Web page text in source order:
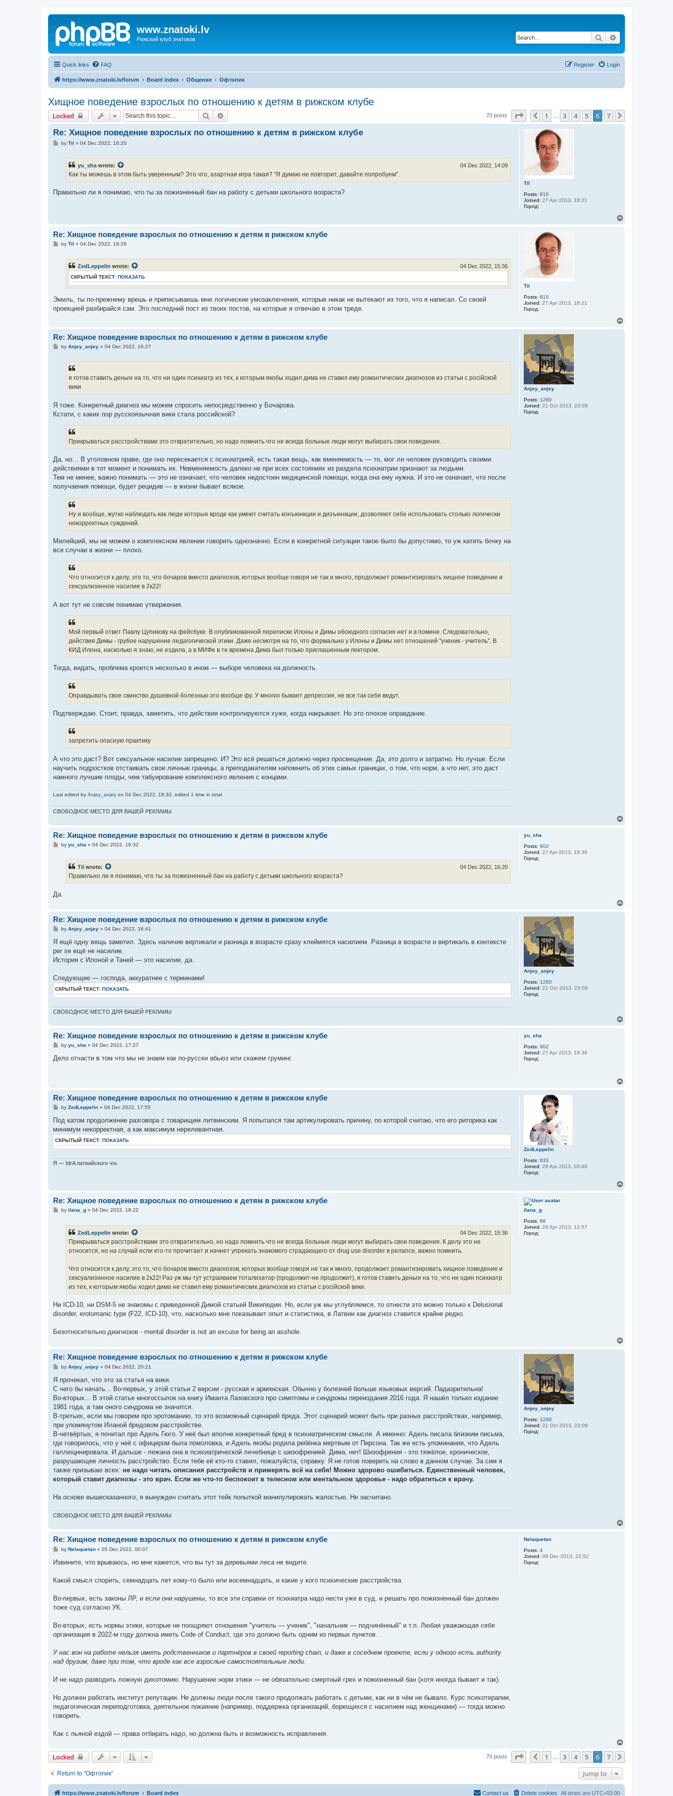
www.znatoki.lv
Рижский клуб знатоков Search
Quick links FAQ Login
Register
https://www.znatoki.lv/forum Board index Общение Офтопик
Хищное поведение взрослых по отношению к детям в рижском клубе
Locked Search 70 posts Page of
Previous
1 3 4 5 6 7
Til
Posts: 810
Joined: 27 Apr 2013, 18:21
Город:
Re: Хищное поведение взрослых по отношению к детям в рижском клубе
Pby Til » 04 Dec 2022, 16:20
yu_sha wrote: 04 Dec 2022, 14:09
Как ты можешь в этом быть уверенным? Это что, азартная игра такая? "Я думаю не повторит, давайте попробуем".
Правильно ли я понимаю, что ты за пожизненный бан на работу с детьми школьного возраста?
Til
Posts: 810
Joined: 27 Apr 2013, 18:21
Город:
Re: Хищное поведение взрослых по отношению к детям в рижском клубе
Pby Til » 04 Dec 2022, 16:26
ZedLeppelin wrote: 04 Dec 2022, 15:36
СКРЫТЫЙ ТЕКСТ: ПОКАЗАТЬ
Эмиль, ты по-прежнему врешь и приписываешь мне логические умозаключения, которые никак не вытекают из того, что я написал. Со своей
проекцией разбирайся сам. Это последний пост из твоих постов, на которые я отвечаю в этом треде.
Anjey_anjey
Posts: 1260
Joined: 21 Oct 2013, 23:09
Город:
Re: Хищное поведение взрослых по отношению к детям в рижском клубе
Pby Anjey_anjey» 04 Dec 2022, 16:27
я готов ставить деньги на то, что ни один психиатр из тех, к которым якобы ходил дима не ставил ему романтических диагнозов из статьи с росiйской
вики
Я тоже. Конкретный диагноз мы можем спросить непосредственно у Бочарова.
Кстати, с каких пор русскоязычная вики стала российской?
Прикрываться расстройствами это отвратительно, но надо помнить что не всегда больные люди могут выбирать свои поведения.
Да, но… В уголовном праве, где оно пересекается с психиатрией, есть такая вещь, как вменяемость — то, мог ли человек руководить своими
действиями в тот момент и понимать их. Невменяемость далеко не при всех состояниях из раздела психиатрии признают за людьми.
Тем не менее, важно понимать — это не означает, что человек недостоин медицинской помощи, когда она ему нужна. И это не означает, что после
получаения помощи, будет рецидив — в жизни бывает всякое.
Ну и вообще, жутко наблюдать как люди которые вроде как умеют считать конъюнкции и дизъюнкции, дозволяют себе использовать столько логически
некорректных суждений.
Милейший, мы не можем о комплексном явлении говорить однозначно. Если в конкретной ситуации такое было бы допустимо, то уж катить бочку на
все случаи в жизни — плохо.
Что относится к делу, это то, что бочаров вместо диагнозов, которых вообще говоря не так и много, продолжает романтизировать хищное поведение и
сексуализинное насилие в 2к22!
А вот тут не совсем понимаю утвержения.
Мой первый ответ Павлу Цупикову на фейсбуке. В опубликованной переписке Илоны и Димы обоюдного согласия нет и в помине. Следовательно,
действия Димы - грубое нарушение педагогической этики. Даже несмотря на то, что формально у Илоны и Димы нет отношений "ученик - учитель". В
КИД Илона, насколько я знаю, не ездила, а в МИФе в те времена Дима был только приглашенным лектором.
Тогда, видать, проблема кроется несколько в ином — выборе человека на должность.
Оправдывать свое свинство душевной болезнью это вообще фу. У многих бывает депрессия, не все так себя ведут.
Подтверждаю. Стоит, правда, заметить, что действия контролируются хуже, когда накрывает. Но это плохое оправдание.
запретить опасную практику
А что это даст? Вот сексуальное насилие запрещено. И? Это всё решаться должно через просвещение. Да, это долго и затратно. Но лучше. Если
научить подростков отстаивать свои личные границы, а преподавателям напомнить об этих самых границах, о том, что норм, а что нет, это даст
намного лучшие плоды, чем табуирование комплексного явления с концами.
Last edited by Anjey_anjey on 04 Dec 2022, 18:32, edited 1 time in total.
СВОБОДНОЕ МЕСТО ДЛЯ ВАШЕЙ РЕКЛАМЫ
yu_sha
Posts: 902
Joined: 27 Apr 2013, 18:36
Город:
Re: Хищное поведение взрослых по отношению к детям в рижском клубе
Pby yu_sha » 04 Dec 2022, 16:32
Til wrote: 04 Dec 2022, 16:20
Правильно ли я понимаю, что ты за пожизненный бан на работу с детьми школьного возраста?
Да.
Anjey_anjey
Posts: 1260
Joined: 21 Oct 2013, 23:09
Город:
Re: Хищное поведение взрослых по отношению к детям в рижском клубе
P
s
by Anjey_anjey» 04 Dec 2022, 16:41
Я ещё одну вещь заметил. Здесь наличие вертикали и разница в возрасте сразу клеймятся насилием. Разница в возрасте и вертикаль в контексте
per se ещё не насилие.
История с Илоной и Таней — это насилие, да.
Следующее — господа, аккуратнее с терминами!
СКРЫТЫЙ ТЕКСТ: ПОКАЗАТЬ
СВОБОДНОЕ МЕСТО ДЛЯ ВАШЕЙ РЕКЛАМЫ
yu_sha
Posts: 902
Joined: 27 Apr 2013, 18:36
Город:
Re: Хищное поведение взрослых по отношению к детям в рижском клубе
P
s
by yu_sha» 04 Dec 2022, 17:27
Дело отчасти в том что мы не знаем как по-русски абьюз или скажем груминг.
ZedLeppelin
Posts: 633
Joined: 28 Apr 2013, 03:46
Город:
Re: Хищное поведение взрослых по отношению к детям в рижском клубе
P
s
by ZedLeppelin» 04 Dec 2022, 17:55
Под катом продолжение разговора с товарищем литвинским. Я попытался там артикулировать причину, по которой считаю, что его риторика как
минимум некорректная, а как максимум нерелевантная.
СКРЫТЫЙ ТЕКСТ: ПОКАЗАТЬ
Я — IdrA латвийского чгк.
ilana_g
Posts: 86
Joined: 28 Apr 2013, 12:57
Город:
Re: Хищное поведение взрослых по отношению к детям в рижском клубе
Pby ilana_g» 04 Dec 2022, 18:22
ZedLeppelin wrote: 04 Dec 2022, 15:36
Прикрываться расстройствами это отвратительно, но надо помнить что не всегда больные люди могут выбирать свои поведения. К делу это не
относится, но на случай если кто-то прочитает и начнет упрекать знакомого страдающего от drug use disorder в релапсе, важно помнить.
Что относится к делу, это то, что бочаров вместо диагнозов, которых вообще говоря не так и много, продолжает романтизировать хищное поведение и
сексуализинное насилие в 2к22! Раз уж мы тут устраиваем тотализатор (продолжит-не продолжит), я готов ставить деньги на то, что ни один психиатр
из тех, к которым якобы ходил дима не ставил ему романтических диагнозов из статьи с росiйской вики.
Ни ICD-10, ни DSM-5 не знакомы с приведенной Димой статьей Википедии. Но, если уж мы углубляемся, то отнести это можно только к Delusional
disorder, erotomanic type (F22, ICD-10), что, насколько мне показывает опыт и статистика, в Латвии как диагноз ставится крайне редко.
Безотносительно диагнозов - mental disorder is not an excuse for being an asshole.
Anjey_anjey
Posts: 1260
Joined: 21 Oct 2013, 23:09
Город:
Re: Хищное поведение взрослых по отношению к детям в рижском клубе
P
s
by Anjey_anjey» 04 Dec 2022, 20:21
Я прочекал, что это за статья на вики.
С чего бы начать... Во-первых, у этой статьи 2 версии - русская и армянская. Обычно у болезней больше языковых версий. Падазритильна!
Во-вторых... В этой статье многоссылок на книгу Иманта Лазовского про симптомы и синдромы переиздания 2016 года. Я нашёл только издание
1981 года, а там оного синдрома не значится.
В-третьих, если мы говорим про эротоманию, то это возможный сценарий бреда. Этот сценарий может быть при разных расстройствах, например,
при упомянутом Иланой бредовом расстройстве.
В-четвёртых, я почитал про Адель Гюго. У неё был вполне конкретный бред в психиатрическом смысле. А именно: Адель писала близким письма,
где говорилось, что у неё с офицером была помоловка, и Адель якобы родила ребёнка мертвым от Пирсона. Так же есть упоминания, что Адель
галлюцинировала. И дальше - лежана она в психиатрической лечебнице с шизофренией. Дима, нет! Шизофрения - это тяжёлое, хроническое,
разрушающее личность расстройство. Если тебе её кто-то ставил, пожалуйста, справку. Я не готов поверить на слово в данном случае. За сим я
также призываю всех: не надо читать описания расстройств и примерять всё на себя! Можно здорово ошибиться. Единственный человек,
который ставит диагнозы - это врач. Если же что-то беспокоит в телесном или ментальном здоровье - надо обратиться к врачу.
На основе вышесказанного, я вынужден считать этот тейк попыткой манипулировать жалостью. Не засчитано.
СВОБОДНОЕ МЕСТО ДЛЯ ВАШЕЙ РЕКЛАМЫ
Nelaquetan
Posts: 4
Joined: 09 Dec 2013, 22:52
Город:
Re: Хищное поведение взрослых по отношению к детям в рижском клубе
P
s
by Nelaquetan» 05 Dec 2022, 00:07
Извините, что врываюсь, но мне кажется, что вы тут за деревьями леса не видите.
Какой смысл спорить, семнадцать лет кому-то было или восемнадцать, и какие у кого психические расстройства.
Во-первых, есть законы ЛР, и если они нарушены, то все эти справки от психиатра надо нести уже в суд, и решать про пожизненный бан должен
тоже суд согласно УК.
Во-вторых, есть нормы этики, которые не поощряют отношения "учитель — ученик", "начальник — подчинённый" и т.п. Любая уважающая себя
организация в 2022-м году должна иметь Code of Conduct, где это должно быть одним из первых пунктов.
У нас вон на работе нельзя иметь родственников и партнёров в своей reporting chain, и даже в соседнем проекте, если у одного есть authority
над другим, даже при том, что вроде как все взрослые самостоятельные люди.
И не надо разводить ложную дихотомию. Нарушение норм этики — не обязательно смертный грех и пожизненный бан (хотя иногда бывает и так).
Но должен работать институт репутации. Не должны люди после такого продолжать работать с детьми, как ни в чём не бывало. Курс психотерапии,
педагогическая переподготовка, деятельное покаяние (например, поддержка организаций, борющихся с насилием над женщинами) — тогда можно
говорить.
Как с пьяной ездой — права отбирать надо, но должна быть и возможность исправления.
Locked 70 posts Page of 7
Previous
1 3 4 5 6 7
Return to “Офтопик” Jump to
https://www.znatoki.lv/forum Board index All times are UTC+03:00
Delete cookies
Contact us